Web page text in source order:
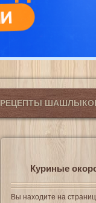
РЕЦЕПТЫ
Куриные
Вы находите на